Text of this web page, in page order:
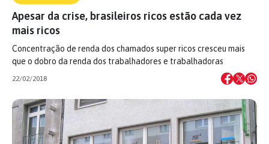
Apesar da crise, brasileiros ricos estão cada vez
mais ricos
Concentração de renda dos chamados super ricos cresceu mais
que o dobro da renda dos trabalhadores e trabalhadoras
22/02/2018